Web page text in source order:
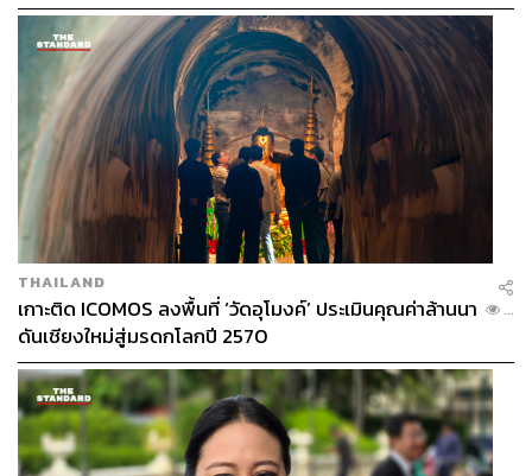
THAILAND
เกาะติด ICOMOS ลงพื้นที่ ‘วัดอุโมงค์’ ประเมินคุณค่าล้านนา
ดันเชียงใหม่สู่มรดกโลกปี 2570
...